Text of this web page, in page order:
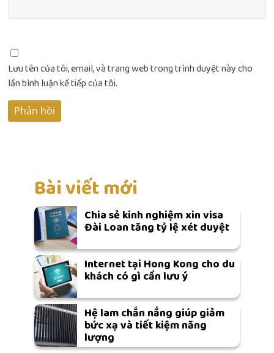
Lưu tên của tôi, email, và trang web trong trình duyệt này cho
lần bình luận kế tiếp của tôi.
Bài viết mới
Chia sẻ kinh nghiệm xin visa
Đài Loan tăng tỷ lệ xét duyệt
Internet tại Hong Kong cho du
khách có gì cần lưu ý
Hệ lam chắn nắng giúp giảm
bức xạ và tiết kiệm năng
lượng